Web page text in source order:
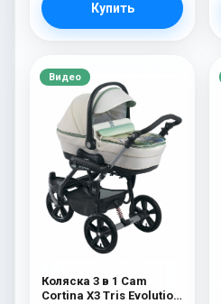
Купить
Видео
Коляска 3 в 1 Cam
Cortina X3 Tris Evolution